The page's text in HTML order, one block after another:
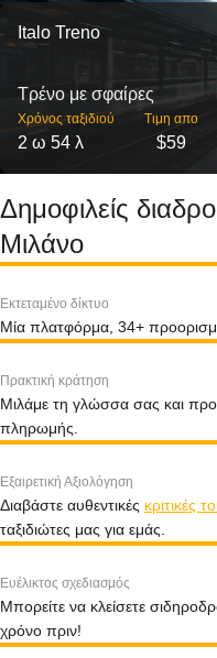
Italo Treno
Τρένο με σφαίρες
Χρόνος ταξιδιού
2 ω 54 λ
Τιμη απο
$59
Δημοφιλείς
Μιλάνο
Εκτεταμένο δίκτυο
Μία πλατφόρμα, 34+
Πρακτική κράτηση
Μιλάμε τη γλώσσα σας και
πληρωμής.
Εξαιρετική Αξιολόγηση
Διαβάστε αυθεντικές κριτικές
ταξιδιώτες μας για εμάς.
Ευέλικτος σχεδιασμός
Μπορείτε να κλείσετε
χρόνο πριν!